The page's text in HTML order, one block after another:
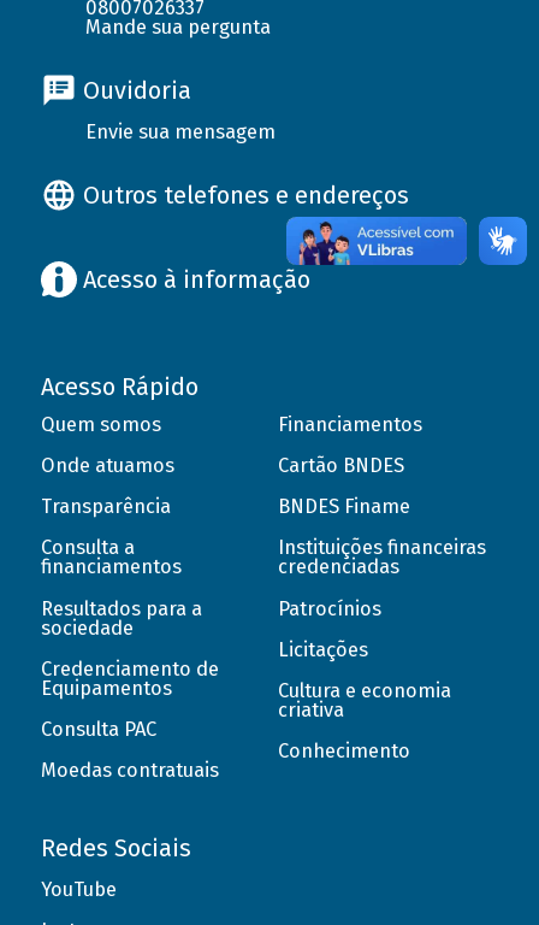
08007026337
Mande sua pergunta
Ouvidoria
Envie sua mensagem
Outros telefones e endereços
Acesso à informação
Acesso Rápido
Quem somos
Onde atuamos
Transparência
Consulta a
financiamentos
Resultados para a
sociedade
Credenciamento de
Equipamentos
Consulta PAC
Moedas contratuais
Financiamentos
Cartão BNDES
BNDES Finame
Instituições financeiras
credenciadas
Patrocínios
Licitações
Cultura e economia
criativa
Conhecimento
Redes Sociais
YouTube